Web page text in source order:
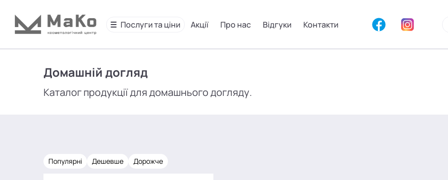
Послуги та ціни Акції Про нас Відгуки Контакти
Домашній догляд
Каталог продукції для домашнього догляду.
Популярні Дешевше Дорожче